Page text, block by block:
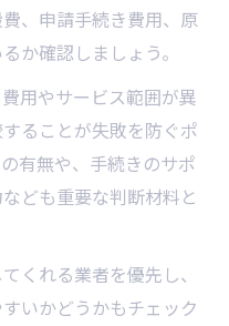
、申請手続き費用、原
か確認しましょう。
用やサービス範囲が異
ることが失敗を防ぐポ
有無や、手続きのサポ
ども重要な判断材料と
くれる業者を優先し、
いかどうかもチェック